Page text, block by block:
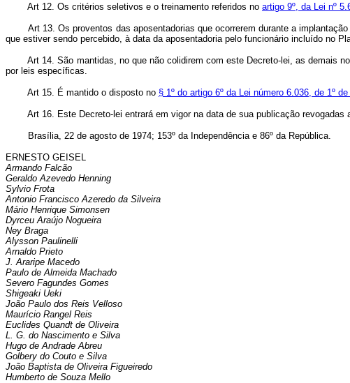
Art 12. Os critérios seletivos e o treinamento referidos no artigo 9º, da Lei nº
Art 13. Os proventos das aposentadorias que ocorrerem durante a
que estiver sendo percebido, à data da aposentadoria pelo funcionário incluído no
Art 14. São mantidas, no que não colidirem com este Decreto-lei, as demais
por leis específicas.
Art 15. É mantido o disposto no § 1º do artigo 6º da Lei número 6.036, de 1º
Art 16. Este Decreto-lei entrará em vigor na data de sua publicação revogadas
Brasília, 22 de agosto de 1974; 153º da Independência e 86º da República.
ERNESTO GEISEL
Armando Falcão
Geraldo Azevedo Henning
Sylvio Frota
Antonio Francisco Azeredo da Silveira
Mário Henrique Simonsen
Dyrceu Araújo Nogueira
Ney Braga
Alysson Paulinelli
Arnaldo Prieto
J. Araripe Macedo
Paulo de Almeida Machado
Severo Fagundes Gomes
Shigeaki Ueki
João Paulo dos Reis Velloso
Maurício Rangel Reis
Euclides Quandt de Oliveira
L. G. do Nascimento e Silva
Hugo de Andrade Abreu
Golbery do Couto e Silva
João Baptista de Oliveira Figueiredo
Humberto de Souza Mello